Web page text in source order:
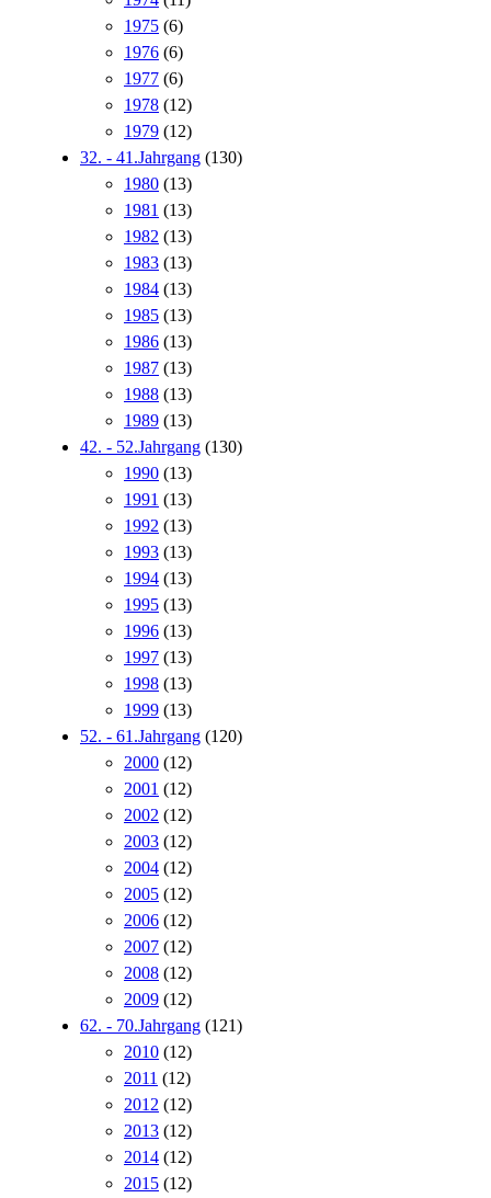
1975 (6)
1976 (6)
1977 (6)
1978 (12)
1979 (12)
32. - 41.Jahrgang (130)
1980 (13)
1981 (13)
1982 (13)
1983 (13)
1984 (13)
1985 (13)
1986 (13)
1987 (13)
1988 (13)
1989 (13)
42. - 52.Jahrgang (130)
1990 (13)
1991 (13)
1992 (13)
1993 (13)
1994 (13)
1995 (13)
1996 (13)
1997 (13)
1998 (13)
1999 (13)
52. - 61.Jahrgang (120)
2000 (12)
2001 (12)
2002 (12)
2003 (12)
2004 (12)
2005 (12)
2006 (12)
2007 (12)
2008 (12)
2009 (12)
62. - 70.Jahrgang (121)
2010 (12)
2011 (12)
2012 (12)
2013 (12)
2014 (12)
2015 (12)